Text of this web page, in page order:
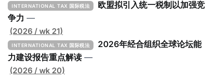
Implementation Toolkit），为各国税务机关和政策制
定者提供一套可操作的路线图，以确保全球最低税规则
协调一致、高效落地。 《工具包》的主要内容总结如
下： 一、 核心目标与背景 全球最低税规则旨在确保大
型跨国企业在其运营的每个司法管辖区支付至少15%的
最低税款。《工具包》主要目标是协助税务机关建立稳
INTERNATIONAL TAX 国际税法
欧盟拟引入统一税制以加强竞
争力 —
(2026 / wk 21)
INTERNATIONAL TAX 国际税法
2026年经合组织全球论坛能
力建设报告重点解读 —
(2026 / wk 20)